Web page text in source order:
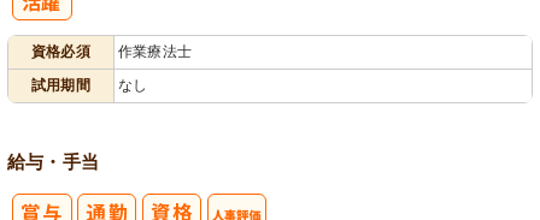
資格必須
作業療法士
試用期間
なし
給与・手当